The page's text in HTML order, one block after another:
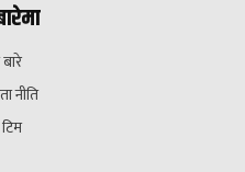
बारे
नीति
टिम